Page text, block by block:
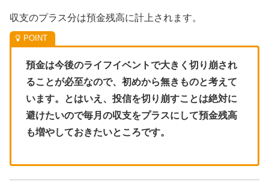
収支のプラス分は預金残高に計上されます。
預金は今後のライフイベントで大きく切り崩され
ることが必至なので、初めから無きものと考えて
います。とはいえ、投信を切り崩すことは絶対に
避けたいので毎月の収支をプラスにして預金残高
も増やしておきたいところです。